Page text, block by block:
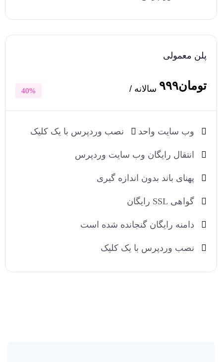
پلن معمولی
تومان۹۹۹ سالانه / 40%
وب سایت واحد نصب وردپرس با یک کلیک
انتقال رایگان وب سایت وردپرس
پهنای باند بدون اندازه گیری
گواهی SSL رایگان
دامنه رایگان گنجانده شده است
نصب وردپرس با یک کلیک